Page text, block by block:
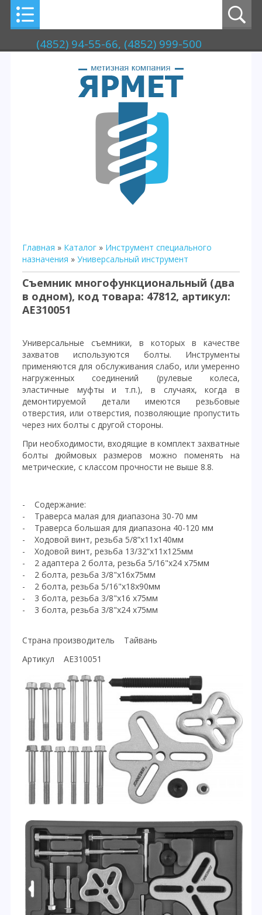
(4852) 94-55-66, (4852) 999-500
Главная » Каталог » Инструмент специального
назначения » Универсальный инструмент
Съемник многофункциональный (два
в одном), код товара: 47812, артикул:
AE310051
Универсальные съемники, в которых в качестве
захватов используются болты. Инструменты
применяются для обслуживания слабо, или умеренно
нагруженных соединений (рулевые колеса,
эластичные муфты и т.п.), в случаях, когда в
демонтируемой детали имеются резьбовые
отверстия, или отверстия, позволяющие пропустить
через них болты с другой стороны.
При необходимости, входящие в комплект захватные
болты дюймовых размеров можно поменять на
метрические, с классом прочности не выше 8.8.
- Содержание:
- Траверса малая для диапазона 30-70 мм
- Траверса большая для диапазона 40-120 мм
- Ходовой винт, резьба 5/8”x11x140мм
- Ходовой винт, резьба 13/32”x11x125мм
- 2 адаптера 2 болта, резьба 5/16"х24 x75мм
- 2 болта, резьба 3/8"х16x75мм
- 2 болта, резьба 5/16"х18x90мм
- 3 болта, резьба 3/8"х16 x75мм
- 3 болта, резьба 3/8"х24 x75мм
Страна производитель Тайвань
Артикул AE310051